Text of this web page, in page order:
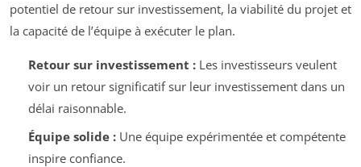
potentiel de retour sur investissement, la viabilité du projet et
la capacité de l’équipe à exécuter le plan.
Retour sur investissement :Les investisseurs veulent
voir un retour significatif sur leur investissement dans un
délai raisonnable.
Équipe solide :Une équipe expérimentée et compétente
inspire confiance.